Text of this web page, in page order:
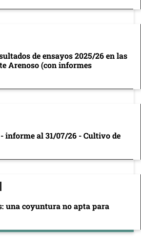
de ensayos 2025/26 en las
Arenoso (con informes
informe al 31/07/26 - Cultivo de
una coyuntura no apta para